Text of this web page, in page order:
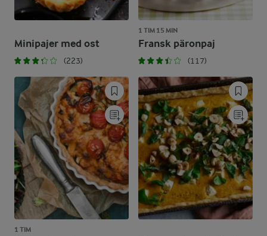
Minipajer med ost
(223)
1 TIM 15 MIN
Fransk päronpaj
(117)
1 TIM